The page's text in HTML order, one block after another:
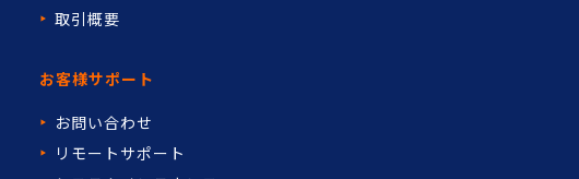
取引概要
お客様サポート
お問い合わせ
リモートサポート